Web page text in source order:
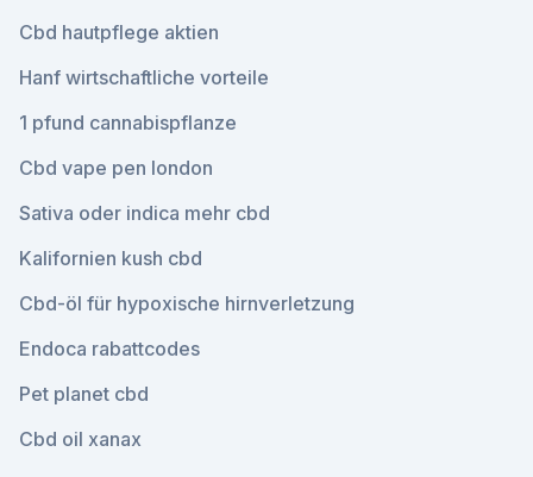
Cbd hautpflege aktien
Hanf wirtschaftliche vorteile
1 pfund cannabispflanze
Cbd vape pen london
Sativa oder indica mehr cbd
Kalifornien kush cbd
Cbd-öl für hypoxische hirnverletzung
Endoca rabattcodes
Pet planet cbd
Cbd oil xanax